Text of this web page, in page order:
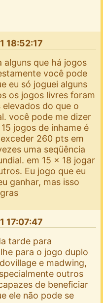
18:52:17
alguns que há jogos
você pode
eu só joguei alguns
os jogos livres foram
do que o
você pode me dizer
jogos de inhame é
260 pts em
uma seqüência
em 15 x 18 jogar
Eu jogo que eu
ganhar, mas isso
17:07:47
tarde para
para o jogo duplo
e madwing,
outros
de beneficiar
ele não pode se